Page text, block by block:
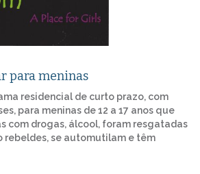
para meninas
residencial de curto prazo, com
para meninas de 12 a 17 anos que
com drogas, álcool, foram resgatadas
rebeldes, se automutilam e têm